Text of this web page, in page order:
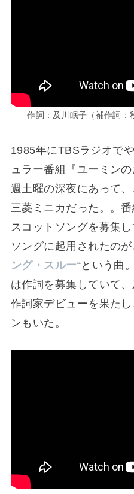
作詞：及川眠子（補作詞：
1985年にTBSラジオで
ュラー番組『ユーミン
週土曜の深夜にあって
三菱ミニカだった。。
スコットソングを募集
ソングに起用されたの
ング・スルー“という曲
は作詞を募集していて
作詞家デビューを果た
ンもいた。